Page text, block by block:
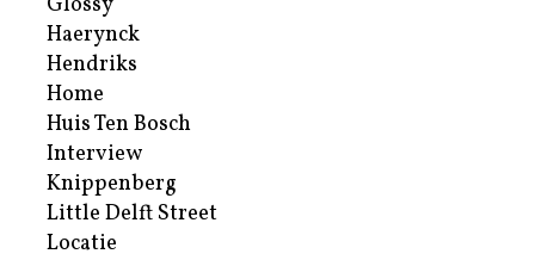
Haerynck
Hendriks
Home
Huis Ten Bosch
Interview
Knippenberg
Little Delft Street
Locatie